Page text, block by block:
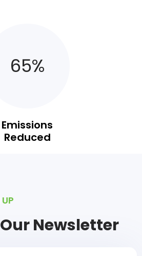
65%
Emissions
Reduced
Newsletter